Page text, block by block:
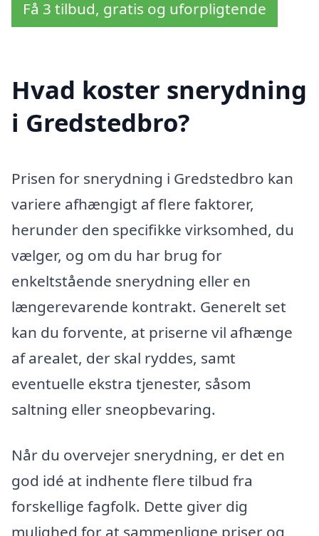
Få 3 tilbud, gratis og uforpligtende
Hvad koster snerydning
i Gredstedbro?
Prisen for snerydning i Gredstedbro kan
variere afhængigt af flere faktorer,
herunder den specifikke virksomhed, du
vælger, og om du har brug for
enkeltstående snerydning eller en
længerevarende kontrakt. Generelt set
kan du forvente, at priserne vil afhænge
af arealet, der skal ryddes, samt
eventuelle ekstra tjenester, såsom
saltning eller sneopbevaring.
Når du overvejer snerydning, er det en
god idé at indhente flere tilbud fra
forskellige fagfolk. Dette giver dig
mulighed for at sammenligne priser og